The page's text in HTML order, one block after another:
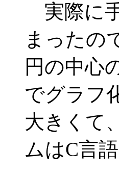
実際に
まったの
円の中心
でグラフ
大きくて
ムはC言